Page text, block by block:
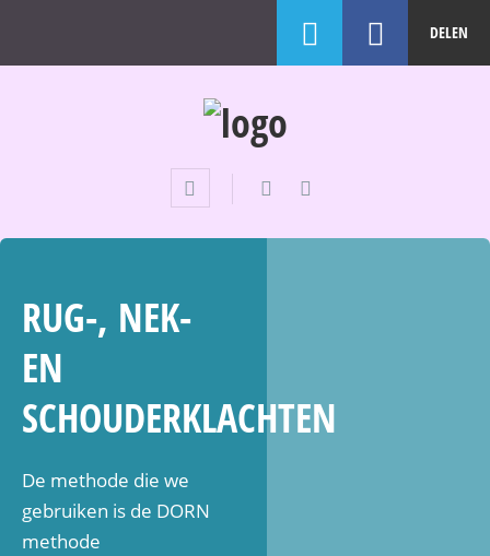
DELEN
RUG-, NEK-
EN
SCHOUDERKLACHTEN
De methode die we
gebruiken is de DORN
methode